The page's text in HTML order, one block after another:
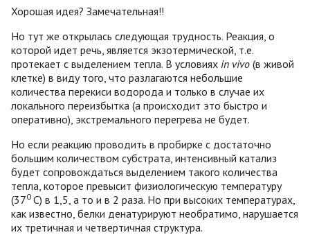
Хорошая идея? Замечательная!!
Но тут же открылась следующая трудность. Реакция, о
которой идет речь, является экзотермической, т.е.
протекает с выделением тепла. В условиях in vivo (в живой
клетке) в виду того, что разлагаются небольшие
количества перекиси водорода и только в случае их
локального переизбытка (а происходит это быстро и
оперативно), экстремального перегрева не будет.
Но если реакцию проводить в пробирке с достаточно
большим количеством субстрата, интенсивный катализ
будет сопровождаться выделением такого количества
тепла, которое превысит физиологическую температуру
(370 С) в 1,5, а то и в 2 раза. Но при высоких температурах,
как известно, белки денатурируют необратимо, нарушается
их третичная и четвертичная структура.